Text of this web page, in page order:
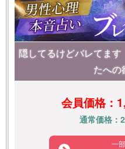
隠してるけどバレてま
たへの
会員価格：
通常価格：
一